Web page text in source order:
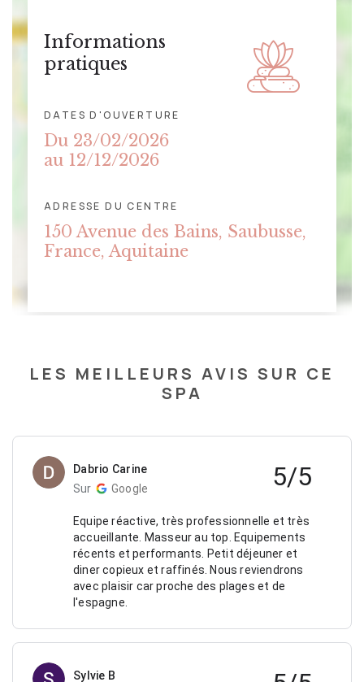
CARTE
Informations
pratiques
DATES D'OUVERTURE
Du 23/02/2026
au 12/12/2026
ADRESSE DU CENTRE
150 Avenue des Bains, Saubusse,
France, Aquitaine
LES MEILLEURS AVIS SUR CE
SPA
Dabrio Carine
Sur
Google 5/5
Equipe réactive, très professionnelle et très
accueillante. Masseur au top. Equipements
récents et performants. Petit déjeuner et
diner copieux et raffinés. Nous reviendrons
avec plaisir car proche des plages et de
l'espagne.
Sylvie B